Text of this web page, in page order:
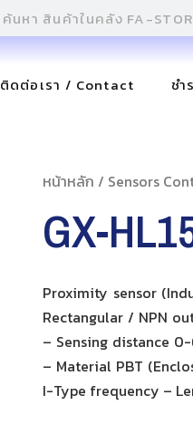
ติดต่อเรา / Contact ชำ
หน้าหลัก / Sensors
GX-
Proximity sensor
Rectangular / NPN
– Sensing distance
– Material PBT
I-Type frequency –